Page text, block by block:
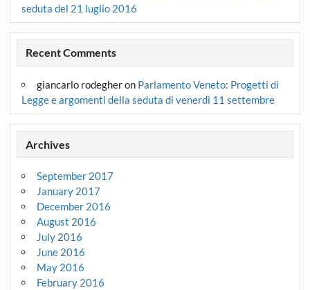
seduta del 21 luglio 2016
Recent Comments
giancarlo rodegheron Parlamento Veneto: Progetti di
Legge e argomenti della seduta di venerdì 11 settembre
Archives
September 2017
January 2017
December 2016
August 2016
July 2016
June 2016
May 2016
February 2016